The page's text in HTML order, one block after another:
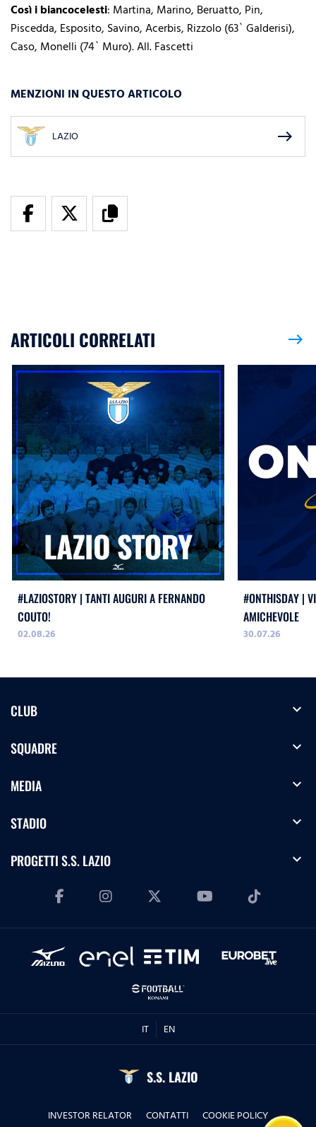
Così i biancocelesti: Martina, Marino, Beruatto, Pin,
Piscedda, Esposito, Savino, Acerbis, Rizzolo (63` Galderisi),
Caso, Monelli (74` Muro). All. Fascetti
MENZIONI IN QUESTO ARTICOLO
LAZIO east
ARTICOLI CORRELATI east
#LAZIOSTORY | TANTI AUGURI A FERNANDO
COUTO!
02.08.26
#ONTHISDAY |
AMICHEVOLE
30.07.26
CLUB expand_more
SQUADRE expand_more
MEDIA expand_more
STADIO expand_more
PROGETTI S.S. LAZIO expand_more
IT EN
S.S. LAZIO
INVESTOR RELATOR CONTATTI COOKIE POLICY